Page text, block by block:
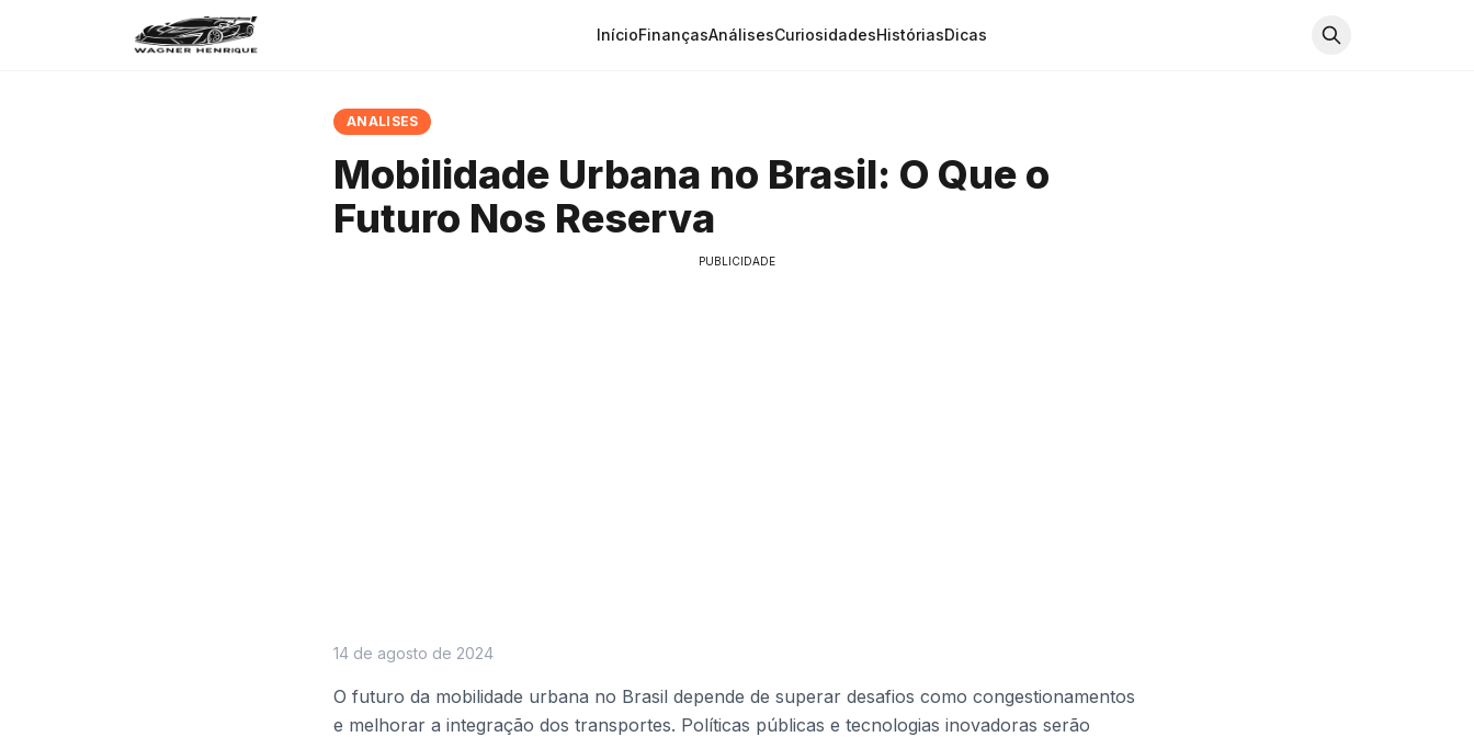
InícioFinançasAnálisesCuriosidadesHistóriasDicas
ANALISES
Mobilidade Urbana no Brasil: O Que o
Futuro Nos Reserva
PUBLICIDADE
14 de agosto de 2024
O futuro da mobilidade urbana no Brasil depende de superar desafios como congestionamentos
e melhorar a integração dos transportes. Políticas públicas e tecnologias inovadoras serão